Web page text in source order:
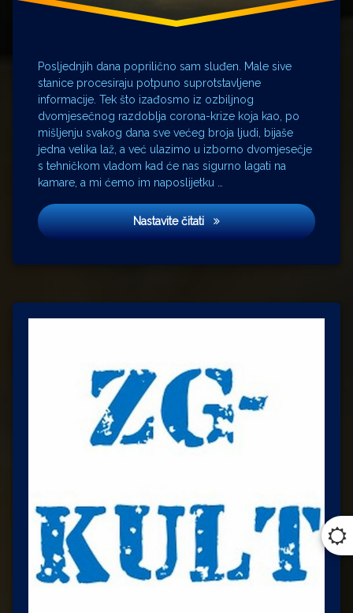
Posljednjih dana poprilično sam sluđen. Male sive
stanice procesiraju potpuno suprotstavljene
informacije. Tek što izađosmo iz ozbiljnog
dvomjesečnog razdoblja corona-krize koja kao, po
mišljenju svakog dana sve većeg broja ljudi, bijaše
jedna velika laž, a već ulazimo u izborno dvomjesečje
s tehničkom vladom kad će nas sigurno lagati na
kamare, a mi ćemo im naposlijetku …
Nastavite čitatiMađarice
Salvador
Dalí
Stüssi
der
Flurstütz
Swan
Laurence
Urlich
Rudenz
Wilhelm